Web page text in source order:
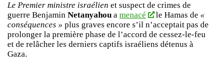
Le Premier ministre israélien et suspect de crimes de
guerre Benjamin Netanyahou a menacé le Hamas de «
conséquences » plus graves encore s’il n’acceptait pas de
prolonger la première phase de l’accord de cessez-le-feu
et de relâcher les derniers captifs israéliens détenus à
Gaza.